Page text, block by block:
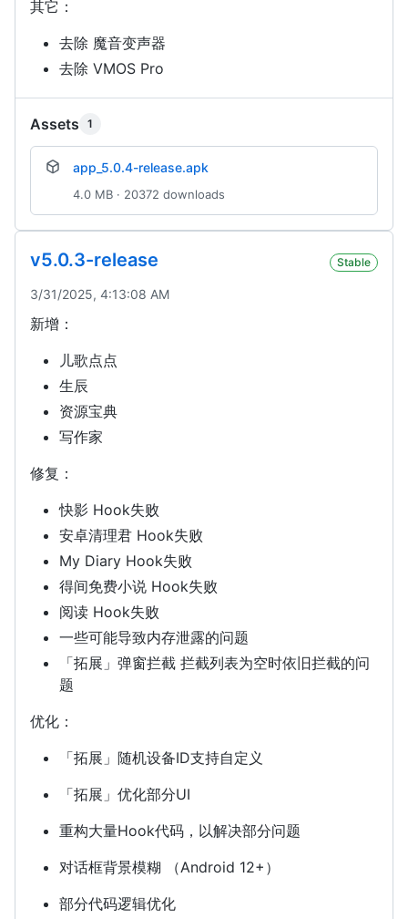
其它：
去除 魔音变声器
去除 VMOS Pro
Assets 1
app_5.0.4-release.apk
4.0 MB · 20372 downloads
v5.0.3-release Stable
3/31/2025, 4:13:08 AM
新增：
儿歌点点
生辰
资源宝典
写作家
修复：
快影 Hook失败
安卓清理君 Hook失败
My Diary Hook失败
得间免费小说 Hook失败
阅读 Hook失败
一些可能导致内存泄露的问题
「拓展」弹窗拦截 拦截列表为空时依旧拦截的问
题
优化：
「拓展」随机设备ID支持自定义
「拓展」优化部分UI
重构大量Hook代码，以解决部分问题
对话框背景模糊 （Android 12+）
部分代码逻辑优化